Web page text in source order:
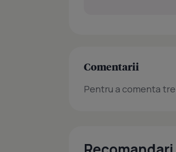
Comentarii
Pentru a comenta